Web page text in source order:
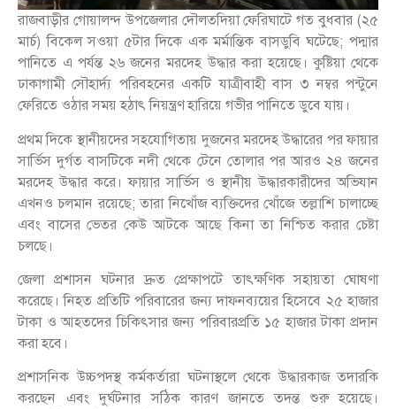
রাজবাড়ীর গোয়ালন্দ উপজেলার দৌলতদিয়া ফেরিঘাটে গত বুধবার (২৫
মার্চ) বিকেল সওয়া ৫টার দিকে এক মর্মান্তিক বাসডুবি ঘটেছে; পদ্মার
পানিতে এ পর্যন্ত ২৬ জনের মরদেহ উদ্ধার করা হয়েছে। কুষ্টিয়া থেকে
ঢাকাগামী সৌহার্দ্য পরিবহনের একটি যাত্রীবাহী বাস ৩ নম্বর পন্টুনে
ফেরিতে ওঠার সময় হঠাৎ নিয়ন্ত্রণ হারিয়ে গভীর পানিতে ডুবে যায়।
প্রথম দিকে স্থানীয়দের সহযোগিতায় দুজনের মরদেহ উদ্ধারের পর ফায়ার
সার্ভিস দুর্গত বাসটিকে নদী থেকে টেনে তোলার পর আরও ২৪ জনের
মরদেহ উদ্ধার করে। ফায়ার সার্ভিস ও স্থানীয় উদ্ধারকারীদের অভিযান
এখনও চলমান রয়েছে; তারা নিখোঁজ ব্যক্তিদের খোঁজে তল্লাশি চালাচ্ছে
এবং বাসের ভেতর কেউ আটকে আছে কিনা তা নিশ্চিত করার চেষ্টা
চলছে।
জেলা প্রশাসন ঘটনার দ্রুত প্রেক্ষাপটে তাৎক্ষণিক সহায়তা ঘোষণা
করেছে। নিহত প্রতিটি পরিবারের জন্য দাফনব্যয়ের হিসেবে ২৫ হাজার
টাকা ও আহতদের চিকিৎসার জন্য পরিবারপ্রতি ১৫ হাজার টাকা প্রদান
করা হবে।
প্রশাসনিক উচ্চপদস্থ কর্মকর্তারা ঘটনাস্থলে থেকে উদ্ধারকাজ তদারকি
করছেন এবং দুর্ঘটনার সঠিক কারণ জানতে তদন্ত শুরু হয়েছে।